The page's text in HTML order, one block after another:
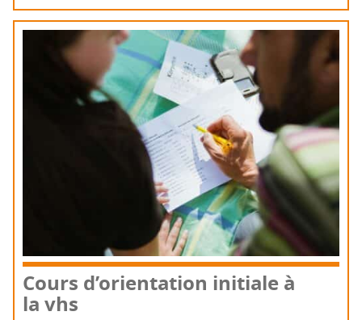
Cours d’o­rien­ta­tion ini­tiale à
la vhs